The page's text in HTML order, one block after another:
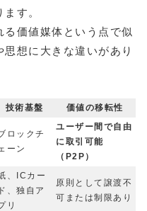
す。
価値媒体という点で似
想に大きな違いがあり
技術基盤
価値の移転性
ロックチ
ーン
ユーザー間で自由
に取引可能
（P2P）
、ICカー
ド、独自ア
リ
原則として譲渡不
可または制限あり